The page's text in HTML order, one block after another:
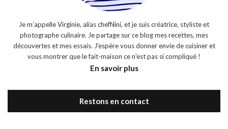
Je m’appelle Virginie, alias chefNini, et je suis créatrice, styliste et
photographe culinaire. Je partage sur ce blog mes recettes, mes
découvertes et mes essais. J'espère vous donner envie de cuisiner et
vous montrer que le fait-maison ce n'est pas si compliqué !
En savoir plus
Restons en contact